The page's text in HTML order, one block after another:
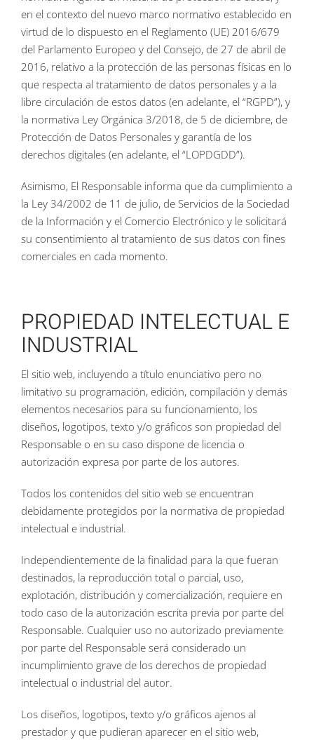
en el contexto del nuevo marco normativo establecido en
virtud de lo dispuesto en el Reglamento (UE) 2016/679
del Parlamento Europeo y del Consejo, de 27 de abril de
2016, relativo a la protección de las personas físicas en lo
que respecta al tratamiento de datos personales y a la
libre circulación de estos datos (en adelante, el “RGPD”), y
la normativa Ley Orgánica 3/2018, de 5 de diciembre, de
Protección de Datos Personales y garantía de los
derechos digitales (en adelante, el “LOPDGDD”).
Asimismo, El Responsable informa que da cumplimiento a
la Ley 34/2002 de 11 de julio, de Servicios de la Sociedad
de la Información y el Comercio Electrónico y le solicitará
su consentimiento al tratamiento de sus datos con fines
comerciales en cada momento.
PROPIEDAD INTELECTUAL E
INDUSTRIAL
El sitio web, incluyendo a título enunciativo pero no
limitativo su programación, edición, compilación y demás
elementos necesarios para su funcionamiento, los
diseños, logotipos, texto y/o gráficos son propiedad del
Responsable o en su caso dispone de licencia o
autorización expresa por parte de los autores.
Todos los contenidos del sitio web se encuentran
debidamente protegidos por la normativa de propiedad
intelectual e industrial.
Independientemente de la finalidad para la que fueran
destinados, la reproducción total o parcial, uso,
explotación, distribución y comercialización, requiere en
todo caso de la autorización escrita previa por parte del
Responsable. Cualquier uso no autorizado previamente
por parte del Responsable será considerado un
incumplimiento grave de los derechos de propiedad
intelectual o industrial del autor.
Los diseños, logotipos, texto y/o gráficos ajenos al
prestador y que pudieran aparecer en el sitio web,